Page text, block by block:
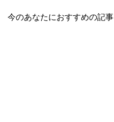
今のあなたにおすすめの記事